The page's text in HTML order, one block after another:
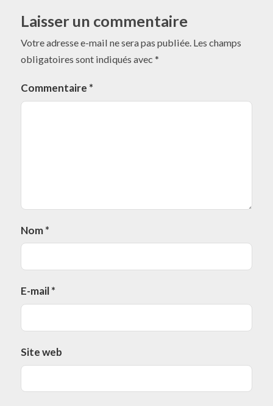
Laisser un commentaire
Votre adresse e-mail ne sera pas publiée. Les champs
obligatoires sont indiqués avec *
Commentaire *
Nom*
E-mail*
Site web